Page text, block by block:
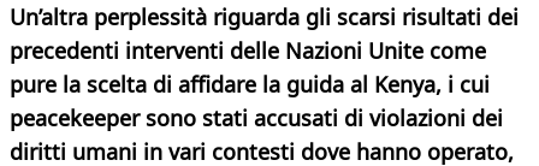
Un’altra perplessità riguarda gli scarsi risultati dei
precedenti interventi delle Nazioni Unite come
pure la scelta di affidare la guida al Kenya, i cui
peacekeeper sono stati accusati di violazioni dei
diritti umani in vari contesti dove hanno operato,